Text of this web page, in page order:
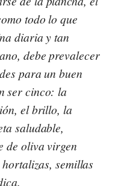
todo lo que
diaria y tan
debe prevalecer
para un buen
ser cinco: la
el brillo, la
saludable,
de oliva virgen
semillas